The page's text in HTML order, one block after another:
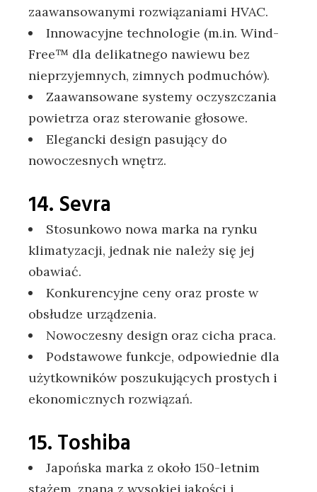
zaawansowanymi rozwiązaniami HVAC.
Innowacyjne technologie (m.in. Wind-
Free™ dla delikatnego nawiewu bez
nieprzyjemnych, zimnych podmuchów).
Zaawansowane systemy oczyszczania
powietrza oraz sterowanie głosowe.
Elegancki design pasujący do
nowoczesnych wnętrz.
14. Sevra
Stosunkowo nowa marka na rynku
klimatyzacji, jednak nie należy się jej
obawiać.
Konkurencyjne ceny oraz proste w
obsłudze urządzenia.
Nowoczesny design oraz cicha praca.
Podstawowe funkcje, odpowiednie dla
użytkowników poszukujących prostych i
ekonomicznych rozwiązań.
15. Toshiba
Japońska marka z około 150-letnim